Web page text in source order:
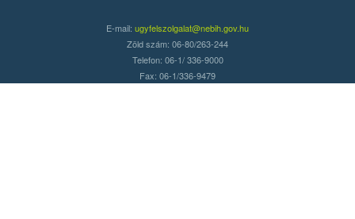
E-mail: ugyfelszolgalat@nebih.gov.hu
Zöld szám: 06-80/263-244
Telefon: 06-1/ 336-9000
Fax: 06-1/336-9479